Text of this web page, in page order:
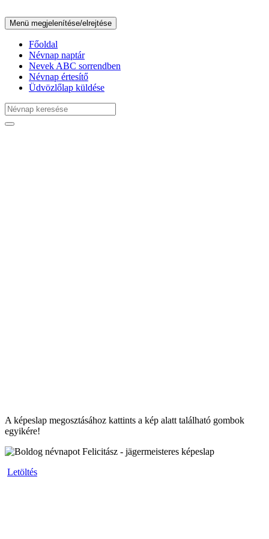
Menü megjelenítése/elrejtése
Főoldal
Névnap naptár
Nevek ABC sorrendben
Névnap értesítő
Üdvözlőlap küldése
A képeslap megosztásához kattints a kép alatt található gombok
egyikére!
Letöltés